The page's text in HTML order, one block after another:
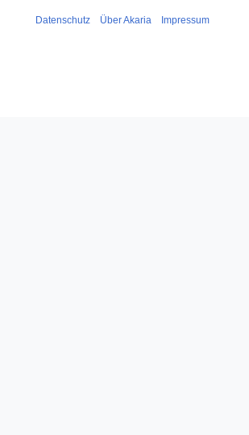
Datenschutz Über Akaria Impressum